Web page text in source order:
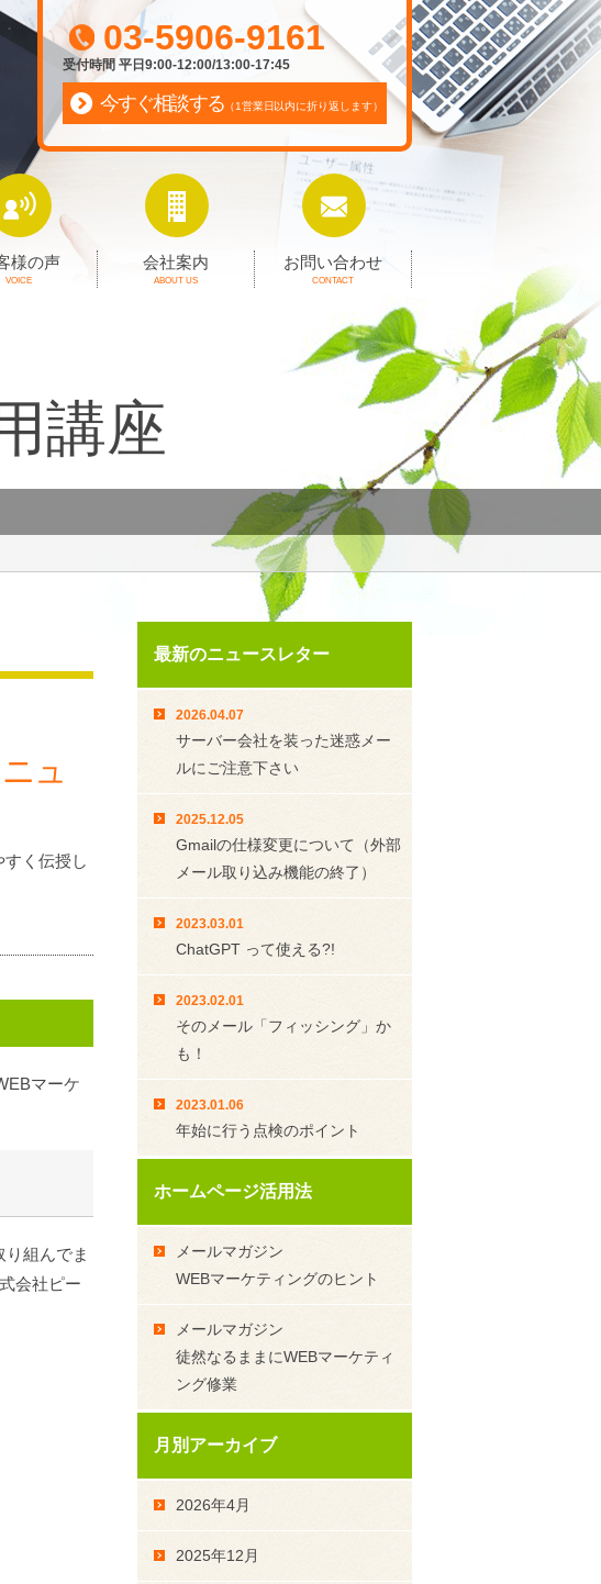
03-5906-9161
受付時間 平日9:00-12:00/13:00-17:45
今すぐ相談する（1営業日以内に折り返します）
様の声
VOICE
会社案内
ABOUT US
お問い合わせ
CONTACT
講座
ュ
く伝授し
マーケ
組んでま
会社ピー
最新のニュースレター
2026.04.07
サーバー会社を装った迷惑メー
ルにご注意下さい
2025.12.05
Gmailの仕様変更について（外部
メール取り込み機能の終了）
2023.03.01
ChatGPT って使える?!
2023.02.01
そのメール「フィッシング」か
も！
2023.01.06
年始に行う点検のポイント
ホームページ活用法
メールマガジン
WEBマーケティングのヒント
メールマガジン
徒然なるままにWEBマーケティ
ング修業
月別アーカイブ
2026年4月
2025年12月